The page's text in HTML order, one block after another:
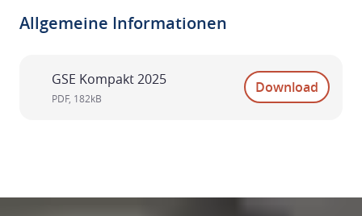
Allgemeine Informationen
GSE Kompakt 2025
PDF, 182kB
Download